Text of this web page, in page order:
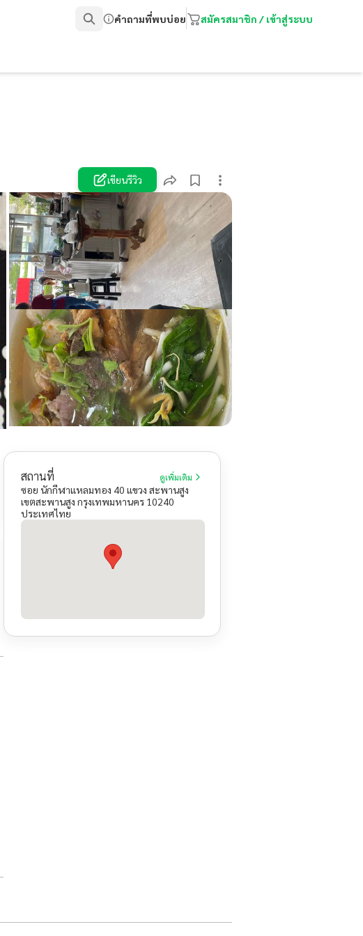
คำถามที่พบบ่อย สมัครสมาชิก / เข้าสู่ระบบ
เขียนรีวิว
สถานที่ ดูเพิ่มเติม
ซอย นักกีฬาแหลมทอง 40 แขวง สะพานสูง
เขตสะพานสูง กรุงเทพมหานคร 10240
ประเทศไทย